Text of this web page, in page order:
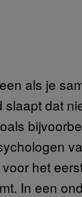
als je
dat
het
In een